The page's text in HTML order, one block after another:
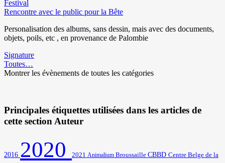
Festival
Rencontre avec le public pour la Bête
Personalisation des albums, sans dessin, mais avec des documents,
objets, poils, etc , en provenance de Palombie
Signature
Toutes…
Montrer les évènements de toutes les catégories
Principales étiquettes utilisées dans les articles de
cette section Auteur
2016 2020 2021 Animalium Broussaille CBBD Centre Belge de la